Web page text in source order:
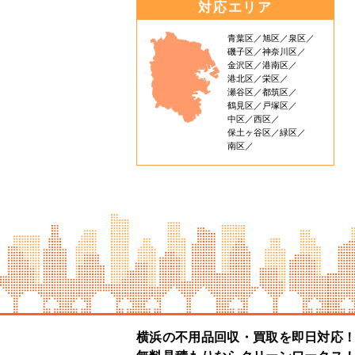
対応エリア
青葉区 旭区
泉区
磯子区
神奈川区
金沢区
港南区
港北区
栄区
瀬谷区
都筑区
鶴見区
戸塚区
中区
西区
保土ヶ谷区
緑区
南区
横浜の不用品回収・買取を即日対応